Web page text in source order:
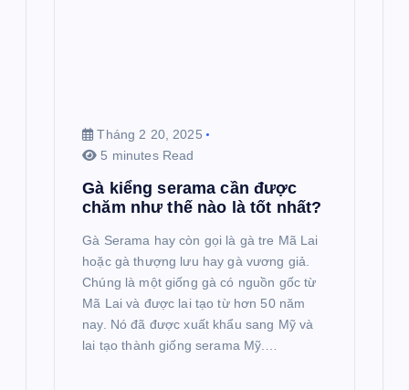
Tháng 2 20, 2025
5 minutes Read
Gà kiểng serama cần được
chăm như thế nào là tốt nhất?
Gà Serama hay còn gọi là gà tre Mã Lai
hoặc gà thượng lưu hay gà vương giả.
Chúng là một giống gà có nguồn gốc từ
Mã Lai và được lai tạo từ hơn 50 năm
nay. Nó đã được xuất khẩu sang Mỹ và
lai tạo thành giống serama Mỹ.…